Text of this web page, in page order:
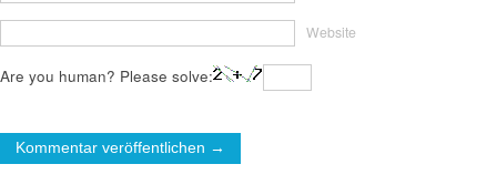
Website
Are you human? Please solve: